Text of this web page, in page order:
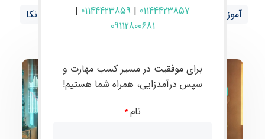
آموزش فارکس از صفر تا صد با پشتیبانی تخصصی در نکا
مقالات
01144423857
|
01144423859
|
09112800681
برای موفقیت در مسیر کسب مهارت و
سپس درآمدزایی، همراه شما هستیم!
نام *